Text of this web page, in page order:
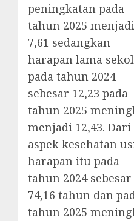
peningkatan pada
tahun 2025 menjadi
7,61 sedangkan
harapan lama
pada tahun 2024
sebesar 12,23 pada
tahun 2025
menjadi 12,43. Dari
aspek kesehatan
harapan itu pada
tahun 2024 sebesar
74,16 tahun dan
tahun 2025